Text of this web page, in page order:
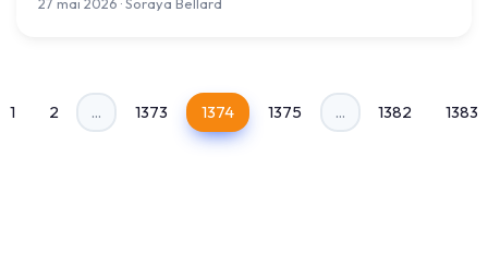
27 mai 2026 · Soraya Bellard
1 2 ... 1373 1374 1375 ... 1382 1383